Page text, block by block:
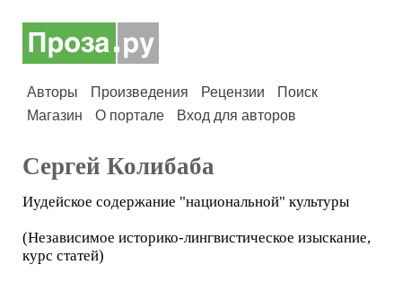
Авторы Произведения Рецензии
Поиск
Магазин
О портале Вход для авторов
Сергей Колибаба
Иудейское содержание "национальной" культуры
(Независимое историко-лингвистическое изыскание,
курс статей)